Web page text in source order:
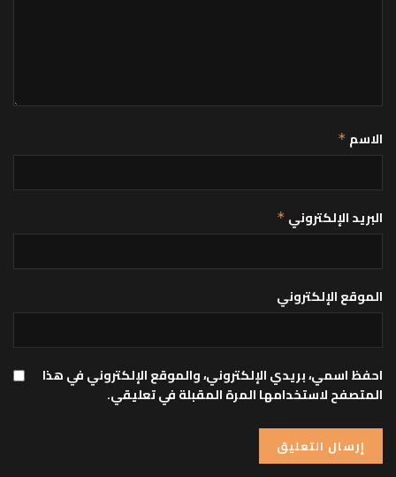
الاسم *
البريد الإلكتروني *
الموقع الإلكتروني
احفظ اسمي، بريدي الإلكتروني، والموقع الإلكتروني في هذا
المتصفح لاستخدامها المرة المقبلة في تعليقي.